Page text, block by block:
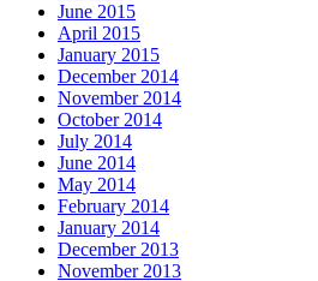
June 2015
April 2015
January 2015
December 2014
November 2014
October 2014
July 2014
June 2014
May 2014
February 2014
January 2014
December 2013
November 2013